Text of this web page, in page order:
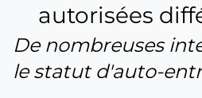
autorisées
De nombreuses
le statut d'auto-